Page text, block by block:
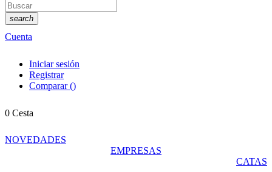
search
Cuenta
Iniciar sesión
Registrar
Comparar()
0 Cesta
NOVEDADES
EMPRESAS
CATAS